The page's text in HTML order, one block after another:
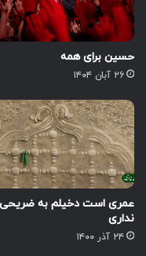
حسین برای همه
۲۶ آبان ۱۴۰۴
عمری است دخیلم به
نداری
۲۴ آذر ۱۴۰۰